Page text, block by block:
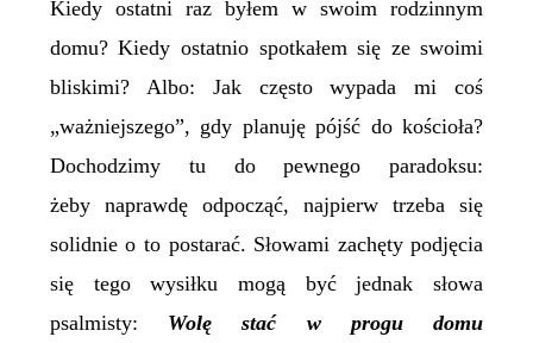
Kiedy ostatni raz byłem w swoim rodzinnym
domu? Kiedy ostatnio spotkałem się ze swoimi
bliskimi? Albo: Jak często wypada mi coś
„ważniejszego”, gdy planuję pójść do kościoła?
Dochodzimy tu do pewnego paradoksu:
żeby naprawdę odpocząć, najpierw trzeba się
solidnie o to postarać. Słowami zachęty podjęcia
się tego wysiłku mogą być jednak słowa
psalmisty: Wolę stać w progu domu